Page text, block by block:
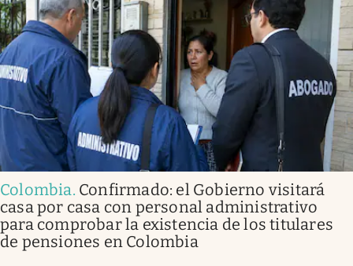
Colombia. Confirmado: el Gobierno visitará
casa por casa con personal administrativo
para comprobar la existencia de los titulares
de pensiones en Colombia